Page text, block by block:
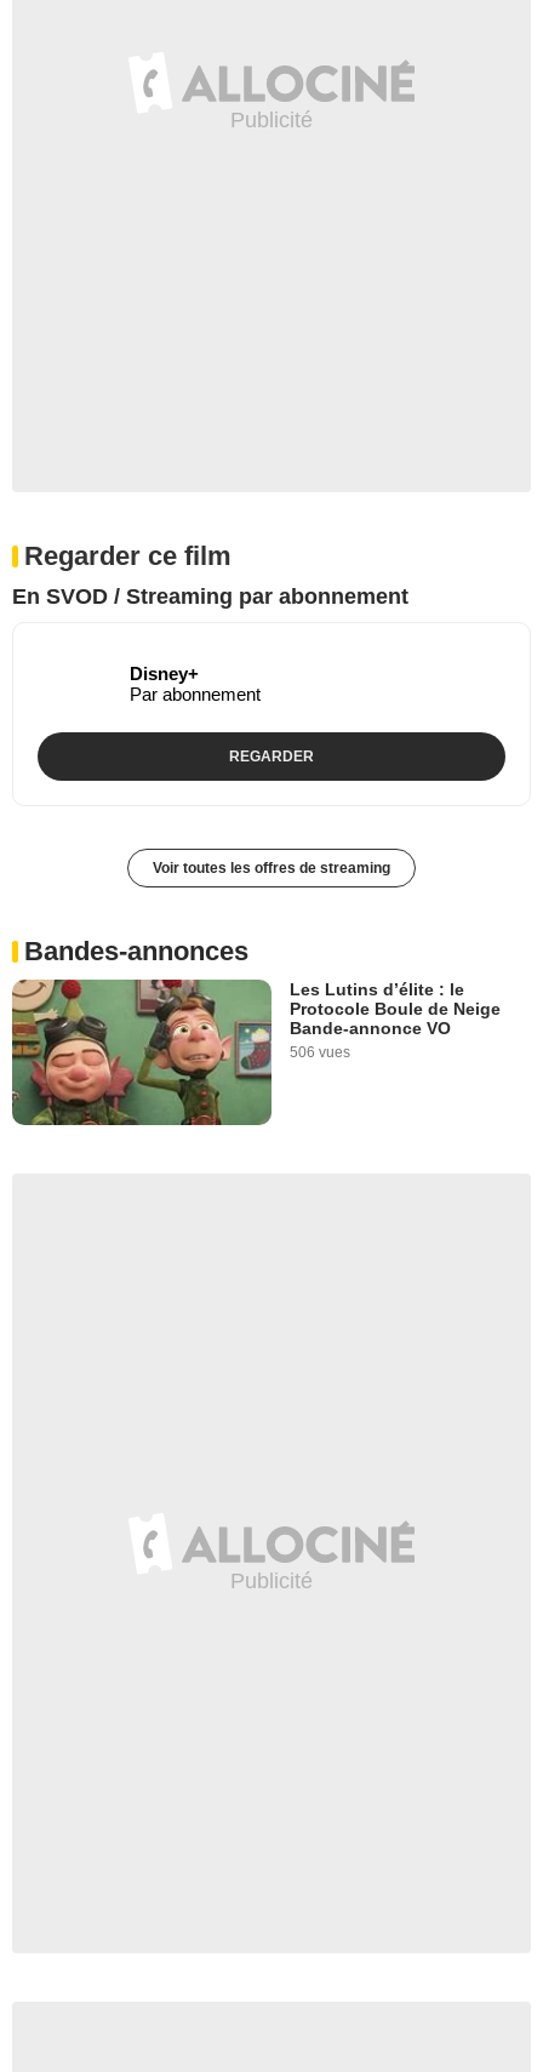
Regarder ce film
En SVOD / Streaming par abonnement
Disney+
Par abonnement
REGARDER
Voir toutes les offres de streaming
Bandes-annonces
Les Lutins d’élite : le
Protocole Boule de Neige
Bande-annonce VO
506 vues